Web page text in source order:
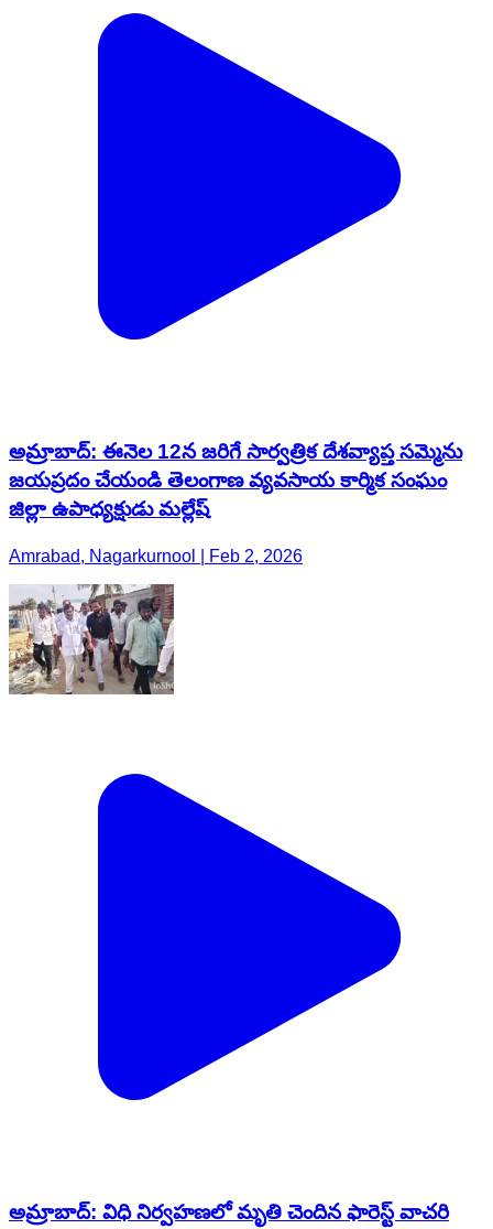
అమ్రాబాద్: ఈనెల 12న జరిగే సార్వత్రిక దేశవ్యాప్త సమ్మెను
జయప్రదం చేయండి తెలంగాణ వ్యవసాయ కార్మిక సంఘం
జిల్లా ఉపాధ్యక్షుడు మల్లేష్
Amrabad, Nagarkurnool | Feb 2, 2026
అమ్రాబాద్: విధి నిర్వహణలో మృతి చెందిన ఫారెస్ట్ వాచరి